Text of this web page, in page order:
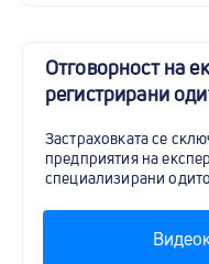
Отговорност на
регистрирани
Застраховката се
предприятия на
специализирани